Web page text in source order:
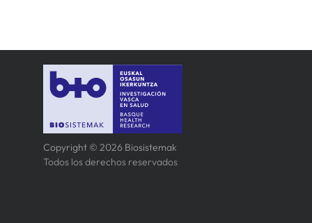
Copyright © 2026 Biosistemak
Todos los derechos reservados